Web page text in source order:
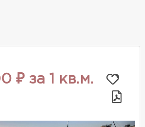
₽ за 1 кв.м.